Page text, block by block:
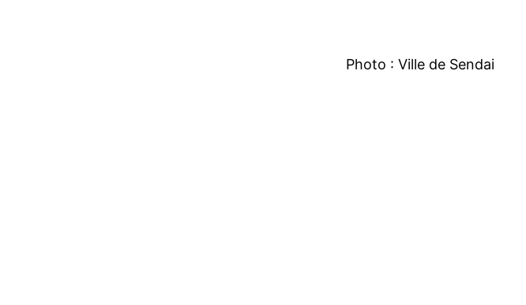
Photo : Ville de Sendai